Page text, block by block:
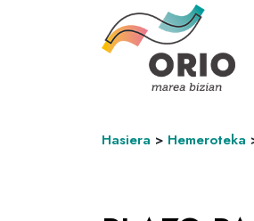
Hasiera > Hemeroteka